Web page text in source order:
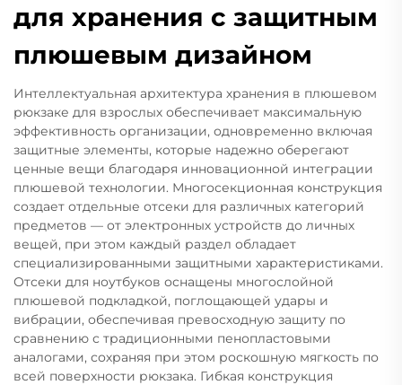
для хранения с защитным
плюшевым дизайном
Интеллектуальная архитектура хранения в плюшевом
рюкзаке для взрослых обеспечивает максимальную
эффективность организации, одновременно включая
защитные элементы, которые надежно оберегают
ценные вещи благодаря инновационной интеграции
плюшевой технологии. Многосекционная конструкция
создает отдельные отсеки для различных категорий
предметов — от электронных устройств до личных
вещей, при этом каждый раздел обладает
специализированными защитными характеристиками.
Отсеки для ноутбуков оснащены многослойной
плюшевой подкладкой, поглощающей удары и
вибрации, обеспечивая превосходную защиту по
сравнению с традиционными пенопластовыми
аналогами, сохраняя при этом роскошную мягкость по
всей поверхности рюкзака. Гибкая конструкция